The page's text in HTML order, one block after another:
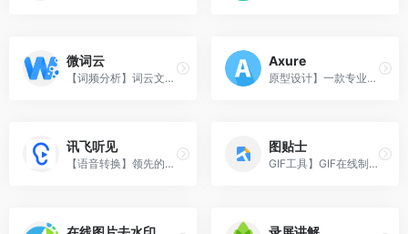
微词云
【词频分析】词云文字云生成器｜分词｜词频统计。
Axure
原型设计】一款专业的快速原型设计工具。
讯飞听见
【语音转换】领先的翻译技术，为广大用户提供的语音转文字、录音转文字等服务。
图贴士
GIF工具】GIF在线制作工具，专业的GIF动图压缩、格式转换、动图裁剪工具。